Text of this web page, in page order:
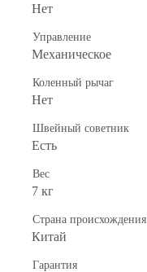
Нет
Управление
Механическое
Коленный рычаг
Нет
Швейный советник
Есть
Вес
7 кг
Страна происхождения
Китай
Гарантия